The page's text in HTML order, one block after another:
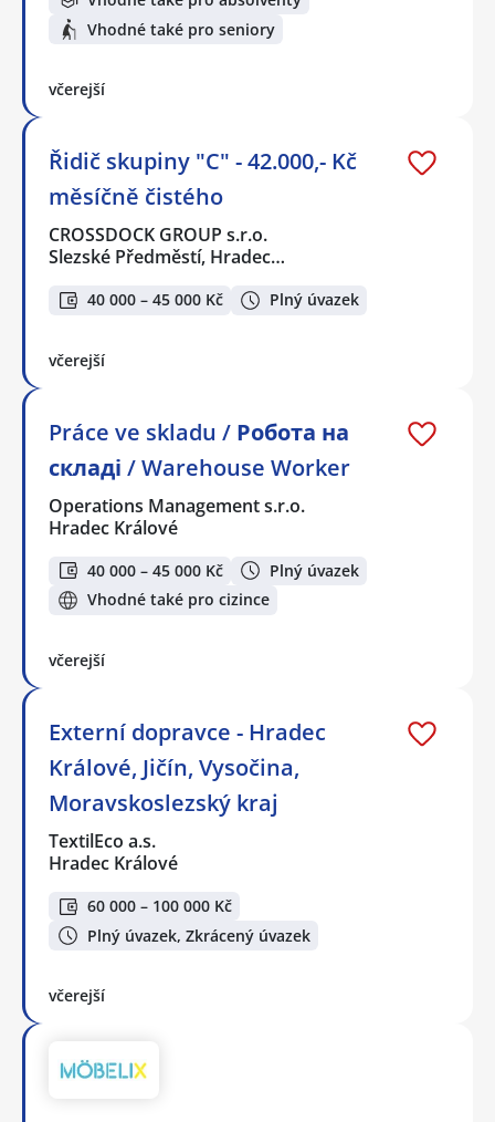
Vhodné také pro seniory
včerejší
Řidič skupiny "C" - 42.000,- Kč
měsíčně čistého
CROSSDOCK GROUP s.r.o.
Slezské Předměstí, Hradec…
40 000 – 45 000 Kč Plný úvazek
včerejší
Práce ve skladu / Робота на
складі / Warehouse Worker
Operations Management s.r.o.
Hradec Králové
40 000 – 45 000 Kč
Plný úvazek
Vhodné také pro cizince
včerejší
Externí dopravce - Hradec
Králové, Jičín, Vysočina,
Moravskoslezský kraj
TextilEco a.s.
Hradec Králové
60 000 – 100 000 Kč
Plný úvazek, Zkrácený úvazek
včerejší